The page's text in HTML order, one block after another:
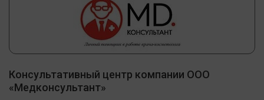
Консультативный центр компании ООО
«Медконсультант»